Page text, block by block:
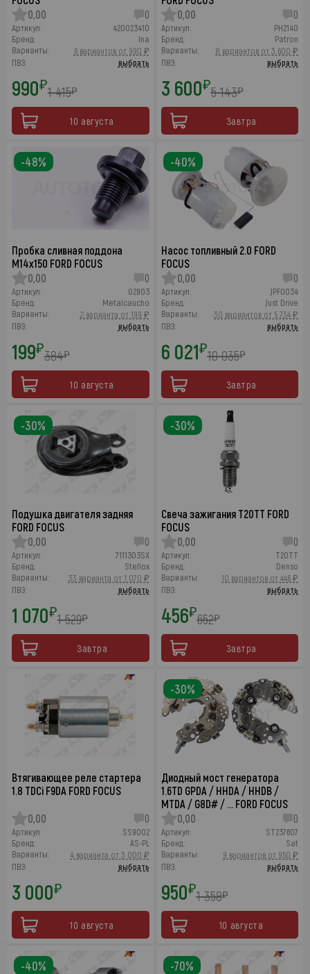
0,00
0
Артикул:
420023410
Бренд:
Ina
Варианты:
6 вариантов от 990 ₽
ПВЗ:
выбрать
990₽1 415₽
10 августа
0,00
0
Артикул:
PH2140
Бренд:
Patron
Варианты:
8 вариантов от 3 600 ₽
ПВЗ:
выбрать
3 600₽5 143₽
Завтра
Пробка сливная поддона
М14х150 FORD FOCUS
0,00
0
Артикул:
02903
Бренд:
Metalcaucho
Варианты:
2 варианта от 199 ₽
ПВЗ:
выбрать
199₽384₽
10 августа
-48%
Насос топливный 2.0 FORD
FOCUS
0,00
0
Артикул:
JPF0034
Бренд:
Just Drive
Варианты:
30 вариантов от 5 734 ₽
ПВЗ:
выбрать
6 021₽10 035₽
Завтра
-40%
Подушка двигателя задняя
FORD FOCUS
0,00
0
Артикул:
7111303SX
Бренд:
Stellox
Варианты:
33 варианта от 1 070 ₽
ПВЗ:
выбрать
1 070₽1 529₽
Завтра
-30%
Свеча зажигания T20TT FORD
FOCUS
0,00
0
Артикул:
T20TT
Бренд:
Denso
Варианты:
10 вариантов от 446 ₽
ПВЗ:
выбрать
456₽652₽
Завтра
-30%
Втягивающее реле стартера
1.8 TDCi F9DA FORD FOCUS
0,00 0
Артикул:
SS9002
Бренд:
AS-PL
Варианты:
4 варианта от 3 000 ₽
ПВЗ:
выбрать
3 000₽
10 августа
Диодный мост генератора
1.6TD GPDA / HHDA / HHDB /
MTDA / G8D# / … FORD FOCUS
0,00
0
Артикул:
ST237607
Бренд:
Sat
Варианты:
9 вариантов от 950 ₽
ПВЗ:
выбрать
950₽1 358₽
10 августа
-30%
-40% -70%